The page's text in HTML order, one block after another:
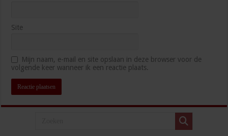
Site
Mijn naam, e-mail en site opslaan in deze browser voor de
volgende keer wanneer ik een reactie plaats.